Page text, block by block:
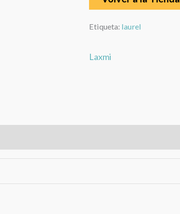
Etiqueta: laurel
Laxmi